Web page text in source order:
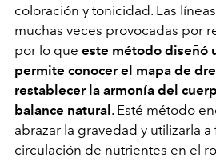
coloración y tonicidad. Las
muchas veces provocadas por
por lo que este método diseñó
permite conocer el mapa de
restablecer la armonía del
balance natural . Esté método
abrazar la gravedad y utilizarla
circulación de nutrientes en el